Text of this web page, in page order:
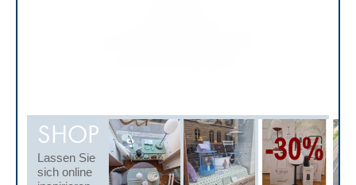
SHOP
Lassen Sie
sich online